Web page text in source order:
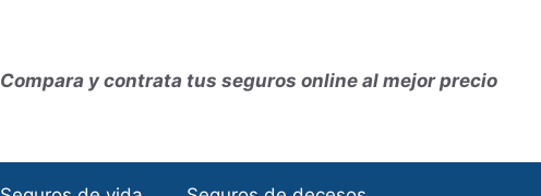
Compara y contrata tus seguros online al mejor precio